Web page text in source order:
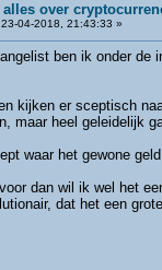
over
04-2018, 21:43:33 »
ben ik onder
kijken er sceptisch
maar heel geleidelijk
waar het gewone
dan wil ik wel het
dat het een